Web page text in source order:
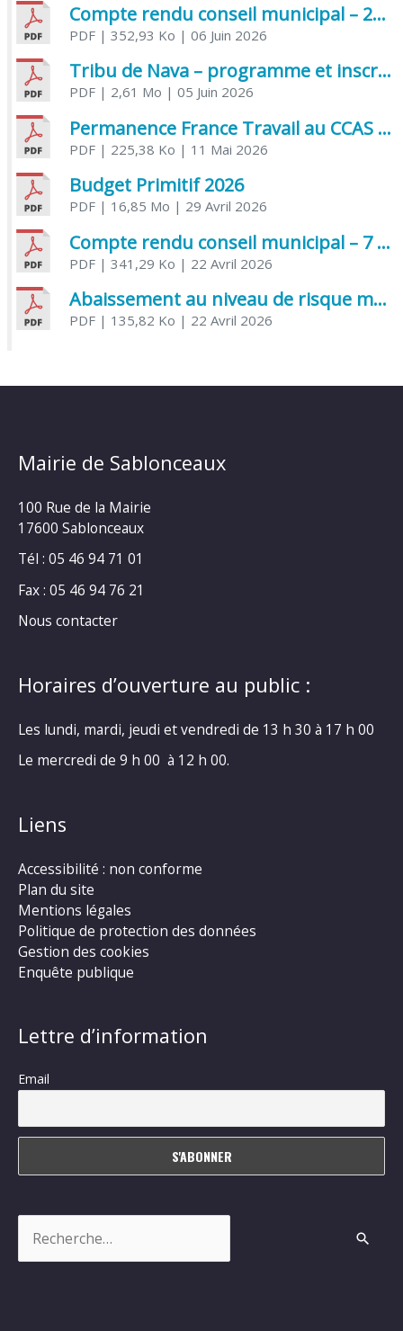
Compte rendu conseil municipal – 21 avril 2026
PDF| 352,93 Ko | 06 Juin 2026
Tribu de Nava – programme et inscriptions été 2026
PDF| 2,61 Mo | 05 Juin 2026
Permanence France Travail au CCAS de Saujon Juin 2026
PDF| 225,38 Ko | 11 Mai 2026
Budget Primitif 2026
PDF| 16,85 Mo | 29 Avril 2026
Compte rendu conseil municipal – 7 avril 2026
PDF| 341,29 Ko | 22 Avril 2026
Abaissement au niveau de risque modéré de l’Influenza aviaire
PDF| 135,82 Ko | 22 Avril 2026
Mairie de Sablonceaux
100 Rue de la Mairie
17600 Sablonceaux
Tél : 05 46 94 71 01
Fax : 05 46 94 76 21
Nous contacter
Horaires d’ouverture au public :
Les lundi, mardi, jeudi et vendredi de 13 h 30 à 17 h 00
Le mercredi de 9 h 00 à 12 h 00.
Liens
Accessibilité : non conforme
Plan du site
Mentions légales
Politique de protection des données
Gestion des cookies
Enquête publique
Lettre d’information
Email